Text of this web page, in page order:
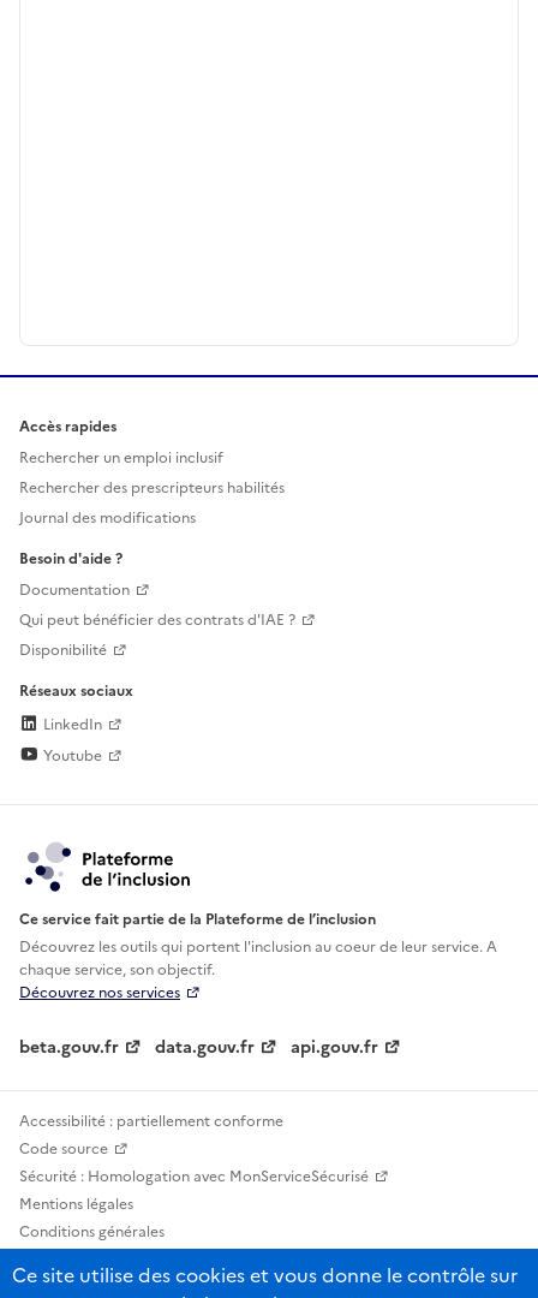
Accès rapides
Rechercher un emploi inclusif
Rechercher des prescripteurs habilités
Journal des modifications
Besoin d'aide ?
Documentation
Qui peut bénéficier des contrats d'IAE ?
Disponibilité
Réseaux sociaux
LinkedIn
Youtube
Ce service fait partie de la Plateforme de l’inclusion
Découvrez les outils qui portent l'inclusion aucoeur de leur service. A
chaque service, son objectif.
Découvrez nos services
beta.gouv.fr data.gouv.fr api.gouv.fr
Accessibilité : partiellement conforme
Code source
Sécurité : Homologation avec MonServiceSécurisé
Mentions légales
Conditions générales
Statistiques, lexiques et indicateurs
Ce site utilise des cookies et vous donne le contrôle sur